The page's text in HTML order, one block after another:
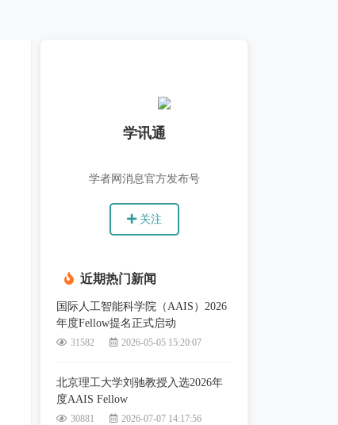
学讯通
学者网消息官方发布号
关注
近期热门新闻
国际人工智能科学院（AAIS）2026
年度Fellow提名正式启动
31582 2026-05-05 15:20:07
北京理工大学刘驰教授入选2026年
度AAIS Fellow
30881 2026-07-07 14:17:56